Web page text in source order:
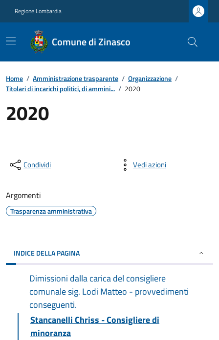
Regione Lombardia
Comune di Zinasco
Home / Amministrazione trasparente / Organizzazione /
Titolari di incarichi politici, di ammini... / 2020
2020
Condividi Vedi azioni
Argomenti
Trasparenza amministrativa
INDICE DELLA PAGINA
Dimissioni dalla carica del consigliere
comunale sig. Lodi Matteo - provvedimenti
conseguenti.
Stancanelli Chriss - Consigliere di
minoranza